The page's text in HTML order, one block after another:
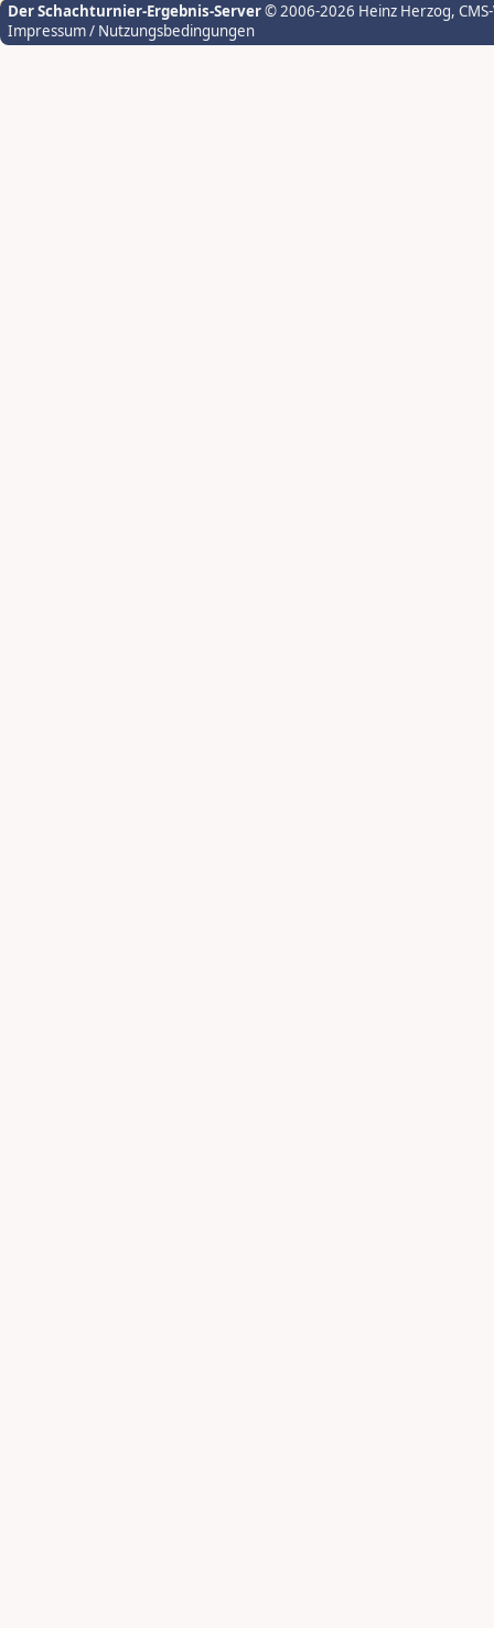
Der Schachturnier-Ergebnis-Server© 2006-2026 Heinz Herzog,
Impressum / Nutzungsbedingungen